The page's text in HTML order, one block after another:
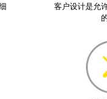
客户设计是允